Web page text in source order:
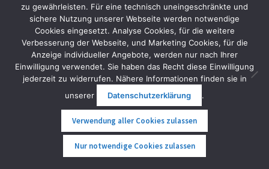
© FunShop Wien - Hochqualitative Elektromobilität 2026
Datenschutzerklärung
Erstellt mit WooCommerce
zu gewährleisten. Für eine technisch uneingeschränkte und
sichere Nutzung unserer Webseite werden notwendige
Cookies eingesetzt. Analyse Cookies, für die weitere
Verbesserung der Webseite, und Marketing Cookies, für die
Anzeige individueller Angebote, werden nur nach Ihrer
Einwilligung verwendet. Sie haben das Recht diese Einwilligung
jederzeit zu widerrufen. Nähere Informationen finden sie in
unserer
Datenschutzerklärung .
Verwendung aller Cookies zulassen
Nur notwendige Cookies zulassen